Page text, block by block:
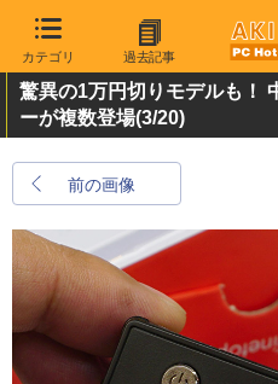
カテゴリ 過去記事
驚異の1万円切りモデルも！
ーが複数登場(3/20)
前の画像